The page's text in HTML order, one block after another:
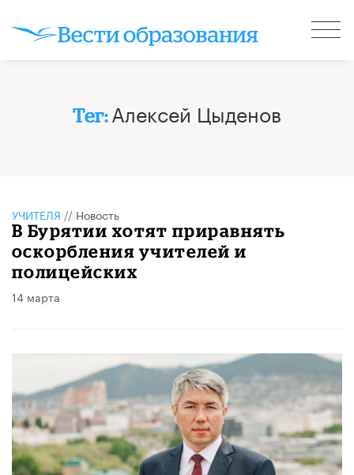
Тег: Алексей Цыденов
УЧИТЕЛЯ // Новость
В Бурятии хотят приравнять
оскорбления учителей и
полицейских
14 марта